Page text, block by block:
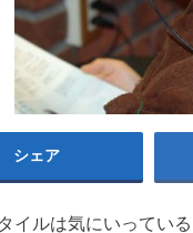
シェア
イルは気にいってい